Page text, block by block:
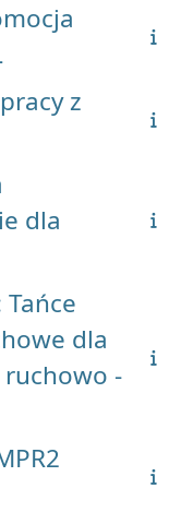
z
dla
dla
-